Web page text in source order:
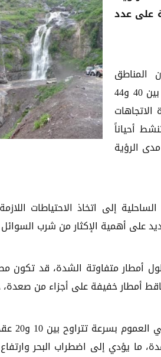
على عدد
المناطق
الصحراوية ستسجل درجات حرارة مرتفعة تتراوح بين 40 و44
أحياناً
الرؤية
إلى اتخاذ الاحتياطات
أهمية الإكثار من شرب السوائل
أمطار متفاوتة الشدة، قد تكون
أمطار خفيفة على أجزاء من صعدة،
وفي
إلى 30 عقدة، مع هبّات قد تلامس 40 عقدة، ما يؤدي إلى